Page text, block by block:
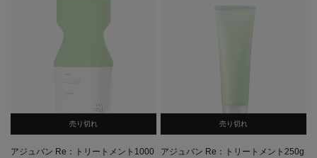
売り切れ
アジュバン Re：トリートメント1000
売り切れ
アジュバン Re：トリートメント250g